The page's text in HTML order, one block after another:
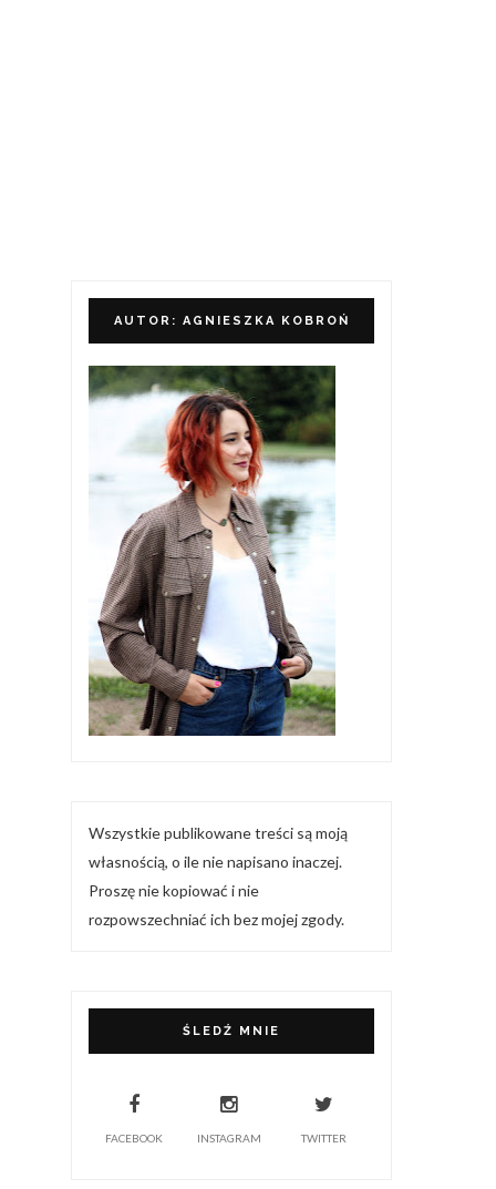
AUTOR: AGNIESZKA KOBROŃ
Wszystkie publikowane treści są moją
własnością, o ile nie napisano inaczej.
Proszę nie kopiować i nie
rozpowszechniać ich bez mojej zgody.
ŚLEDŹ MNIE
FACEBOOK INSTAGRAM TWITTER